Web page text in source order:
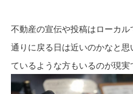
不動産の宣伝や投稿はローカ
通りに戻る日は近いのかなと
ているような方もいるのが現実